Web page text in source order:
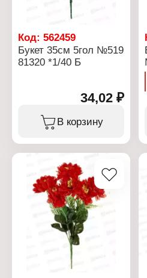
Код: 562459
Букет 35см 5гол №519
81320 *1/40 Б
34,02 ₽
В корзину